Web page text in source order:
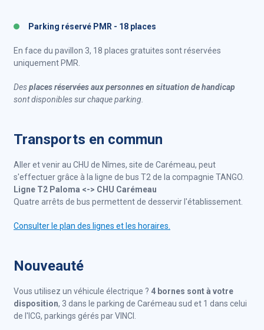
Parking réservé PMR - 18 places
En face du pavillon 3, 18 places gratuites sont réservées
uniquement PMR.
Desplaces réservées aux personnes en situation de handicap
sont disponibles sur chaque parking.
Transports en commun
Aller et venir au CHU de Nîmes, site de Carémeau, peut
s'effectuer grâce à la ligne de bus T2 de la compagnie TANGO.
Ligne T2 Paloma <-> CHU Carémeau
Quatre arrêts de bus permettent de desservir l'établissement.
Consulter le plan des lignes et les horaires.
Nouveauté
Vous utilisez un véhicule électrique ? 4 bornes sont à votre
disposition, 3 dans le parking de Carémeau sud et 1 dans celui
de l'ICG, parkings gérés par VINCI.